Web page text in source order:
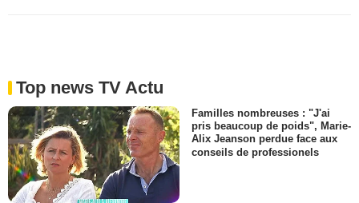
Top news TV Actu
Familles nombreuses : "J'ai
pris beaucoup de poids", Marie-
Alix Jeanson perdue face aux
conseils de professionels